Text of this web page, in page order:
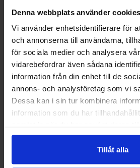
Denna webbplats använder cookies
Vi använder enhetsidentifierare för
och annonserna till användarna,
för sociala medier och analysera
vidarebefordrar även sådana
information från din enhet till de
annons- och analysföretag som vi
Dessa kan i sin tur kombinera
information som du har
Tillåt alla
Maxons Stupidly Sour Jar Grapefruit
569.90 kr
Køb